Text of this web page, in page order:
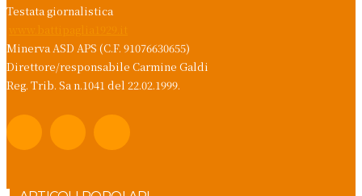
Testata giornalistica
Minerva ASD APS (C.F. 91076630655)
Direttore/responsabile Carmine Galdi
Reg. Trib. Sa n.1041 del 22.02.1999.